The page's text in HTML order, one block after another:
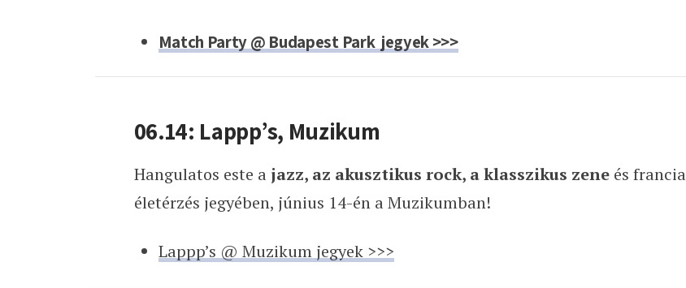
Match Party @ Budapest Park jegyek >>>
06.14: Lappp’s, Muzikum
Hangulatos este a jazz, az akusztikus rock, a klasszikus zeneés francia
életérzés jegyében, június 14-én a Muzikumban!
Lappp’s @ Muzikum jegyek >>>